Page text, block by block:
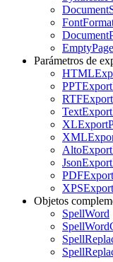
Parámetros de
Objetos
SpellWord